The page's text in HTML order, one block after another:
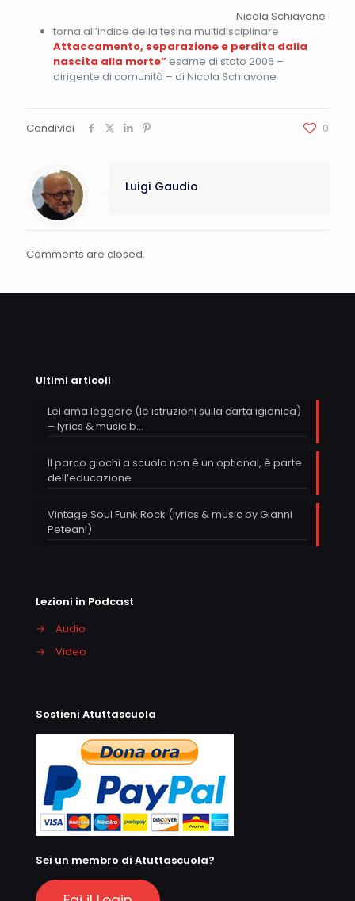
Nicola Schiavone
torna all’indice della tesina multidisciplinare
Attaccamento, separazione e perdita dalla
nascita alla morte”esame di stato 2006 –
dirigente di comunità – di Nicola Schiavone
Condividi 0
Luigi Gaudio
Comments are closed.
Ultimi articoli
Lei ama leggere (le istruzioni sulla carta igienica)
– lyrics & music b…
Il parco giochi a scuola non è un optional, è parte
dell’educazione
Vintage Soul Funk Rock (lyrics & music by Gianni
Peteani)
Lezioni in Podcast
→
Audio
→
Video
Sostieni Atuttascuola
Sei un membro di Atuttascuola?